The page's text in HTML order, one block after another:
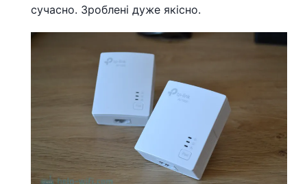
сучасно. Зроблені дуже якісно.